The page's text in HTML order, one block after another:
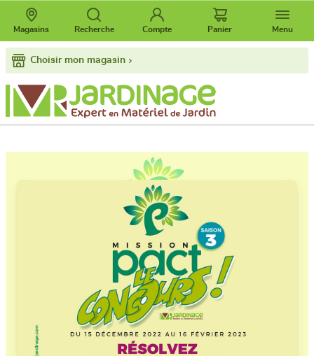
Choisir mon magasin
Magasins Recherche Compte Panier Menu